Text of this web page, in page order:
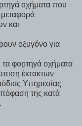
οχήματα που
μεταφορά
και
οξυγόνο για
φορτηγά οχήματα
έκτακτων
Υπηρεσίας
της κατά